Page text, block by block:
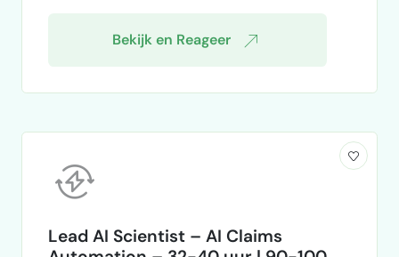
Bekijk en Reageer
Lead AI Scientist – AI Claims